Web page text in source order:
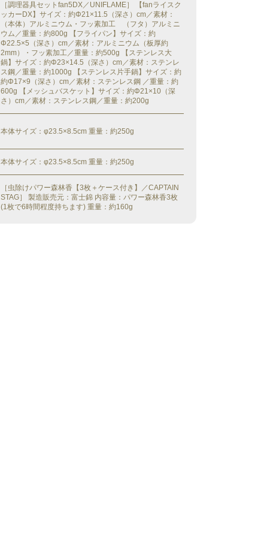
［調理器具セットfan5DX／UNIFLAME］ 【fanライスク
ッカーDX】サイズ：約Φ21×11.5（深さ）cm／素材：
（本体）アルミニウム・フッ素加工 （フタ）アルミニ
ウム／重量：約800g 【フライパン】サイズ：約
Φ22.5×5（深さ）cm／素材：アルミニウム（板厚約
2mm）・フッ素加工／重量：約500g 【ステンレス大
鍋】サイズ：約Φ23×14.5（深さ）cm／素材：ステンレ
ス鋼／重量：約1000g 【ステンレス片手鍋】サイズ：約
約Φ17×9（深さ）cm／素材：ステンレス鋼 ／重量：約
600g 【メッシュバスケット】サイズ：約Φ21×10（深
さ）cm／素材：ステンレス鋼／重量：約200g
本体サイズ：φ23.5×8.5cm 重量：約250g
本体サイズ：φ23.5×8.5cm 重量：約250g
［虫除けパワー森林香【3枚＋ケース付き】／CAPTAIN
STAG］ 製造販売元：富士錦 内容量：パワー森林香3枚
(1枚で6時間程度持ちます) 重量：約160g